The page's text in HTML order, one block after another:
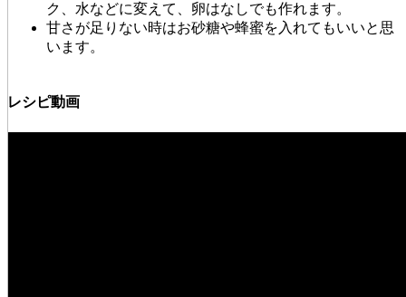
ク、水などに変えて、卵はなしでも作れます。
甘さが足りない時はお砂糖や蜂蜜を入れてもいいと思
います。
レシピ動画